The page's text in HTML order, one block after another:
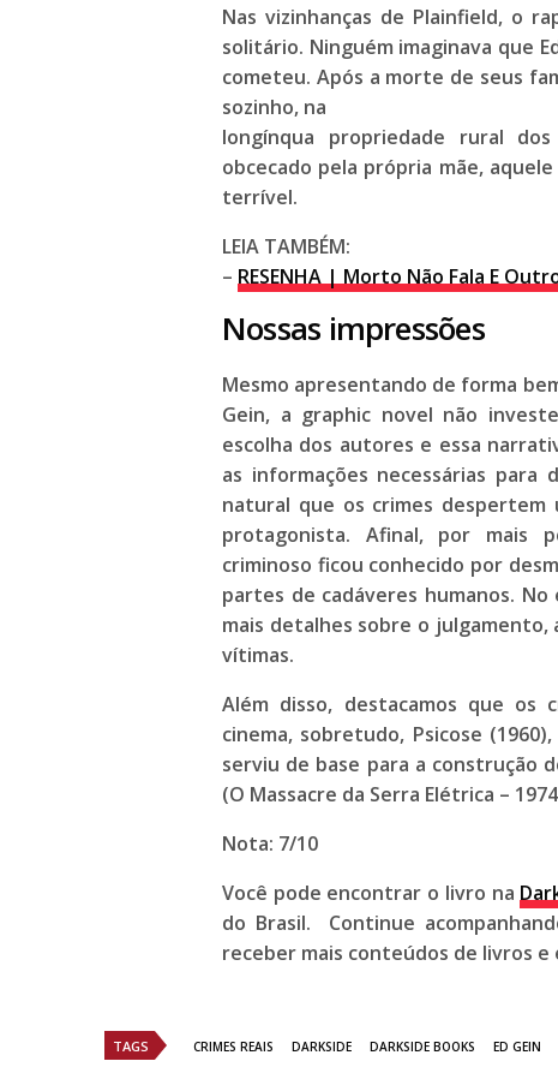
Nas vizinhanças de Plainfield, o
solitário. Ninguém imaginava que
cometeu. Após a morte de seus
sozinho, na
longínqua propriedade rural
obcecado pela própria mãe,
terrível.
LEIA TAMBÉM:
–RESENHA | Morto Não Fala E
Nossas impressões
Mesmo apresentando de forma
Gein, a graphic novel não
escolha dos autores e essa
as informações necessárias
natural que os crimes
protagonista. Afinal, por mais
criminoso ficou conhecido por
partes de cadáveres humanos.
mais detalhes sobre o julgamento,
vítimas.
Além disso, destacamos que os
cinema, sobretudo, Psicose (1960)
serviu de base para a construção
(O Massacre da Serra Elétrica –
Nota: 7/10
Você pode encontrar o livro na
do Brasil. Continue
receber mais conteúdos de livros
TAGS CRIMES REAIS DARKSIDE DARKSIDE BOOKS ED GEIN